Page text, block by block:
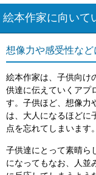
絵本作家に向いて
想像力や感受性など
絵本作家は、子供向け
供達に伝えていくアプ
す。子供ほど、想像力
は、大人になるほどに
点を忘れてしまいます。
子供達にとって素晴ら
になってもなお、人並